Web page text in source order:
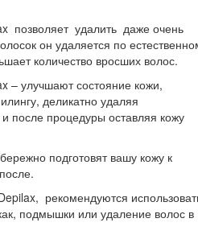
позволяет удалить даже очень
он удаляется по
количество вросших волос.
– улучшают состояние кожи,
деликатно удаляя
после процедуры оставляя кожу
подготовят вашу кожу к
рекомендуются
подмышки или удаление волос в